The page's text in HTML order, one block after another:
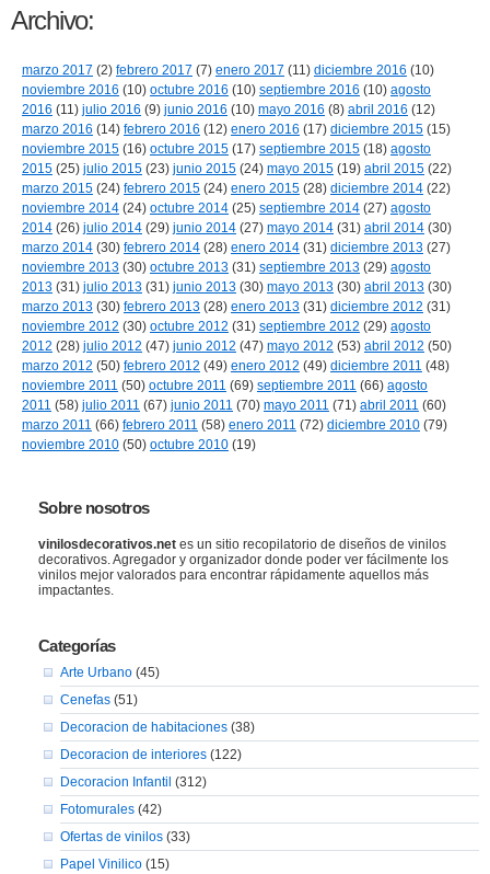
Archivo:
marzo 2017 (2) febrero 2017 (7) enero 2017 (11) diciembre 2016 (10)
noviembre 2016 (10) octubre 2016 (10) septiembre 2016 (10) agosto
2016 (11) julio 2016 (9) junio 2016 (10) mayo 2016 (8) abril 2016 (12)
marzo 2016 (14) febrero 2016 (12) enero 2016 (17) diciembre 2015 (15)
noviembre 2015 (16) octubre 2015 (17) septiembre 2015 (18) agosto
2015 (25) julio 2015 (23) junio 2015 (24) mayo 2015 (19) abril 2015 (22)
marzo 2015 (24) febrero 2015 (24) enero 2015 (28) diciembre 2014 (22)
noviembre 2014 (24) octubre 2014 (25) septiembre 2014 (27) agosto
2014 (26) julio 2014 (29) junio 2014 (27) mayo 2014 (31) abril 2014 (30)
marzo 2014 (30) febrero 2014 (28) enero 2014 (31) diciembre 2013 (27)
noviembre 2013 (30) octubre 2013 (31) septiembre 2013 (29) agosto
2013 (31) julio 2013 (31) junio 2013 (30) mayo 2013 (30) abril 2013 (30)
marzo 2013 (30) febrero 2013 (28) enero 2013 (31) diciembre 2012 (31)
noviembre 2012 (30) octubre 2012 (31) septiembre 2012 (29) agosto
2012 (28) julio 2012 (47) junio 2012 (47) mayo 2012 (53) abril 2012 (50)
marzo 2012 (50) febrero 2012 (49) enero 2012 (49) diciembre 2011 (48)
noviembre 2011 (50) octubre 2011 (69) septiembre 2011 (66) agosto
2011 (58) julio 2011 (67) junio 2011 (70) mayo 2011 (71) abril 2011 (60)
marzo 2011 (66) febrero 2011 (58) enero 2011 (72) diciembre 2010 (79)
noviembre 2010 (50) octubre 2010 (19)
Sobre nosotros
vinilosdecorativos.netes un sitio recopilatorio de diseños de vinilos
decorativos. Agregador y organizador donde poder ver fácilmente los
vinilos mejor valorados para encontrar rápidamente aquellos más
impactantes.
Categorías
Arte Urbano(45)
Cenefas(51)
Decoracion de habitaciones(38)
Decoracion de interiores(122)
Decoracion Infantil (312)
Fotomurales(42)
Ofertas de vinilos(33)
Papel Vinilico(15)